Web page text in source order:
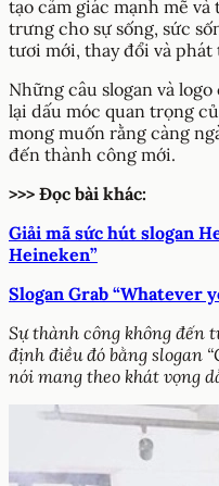
tạo cảm giác mạnh mẽ
trưng cho sự sống, sức
tươi mới, thay đổi và
Những câu slogan và
lại dấu móc quan trọng
mong muốn rằng càng
đến thành công mới.
>>> Đọc bài khác:
Giải mã sức hút slogan
Heineken”
Slogan Grab “Whatever
Sự thành công không đến
định điều đó bằng slogan
nói mang theo khát vọng